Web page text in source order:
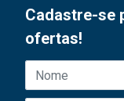
Cadastre-se
ofertas!